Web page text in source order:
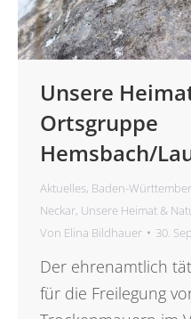
Unsere
Ortsgruppe
Hemsbach/
Aktuelles, Baden-
Neckar, Unsere Heimat &
Von Elina Bildhauer 30.
Der ehrenamtlich
für die Freilegung